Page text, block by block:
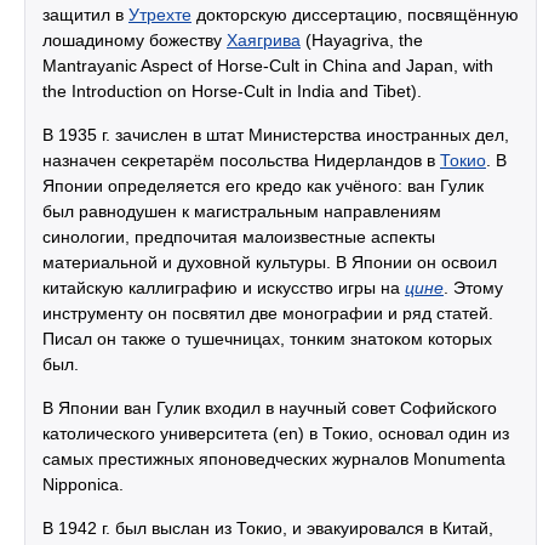
защитил в Утрехте докторскую диссертацию, посвящённую
лошадиному божеству Хаягрива (Hayagriva, the
Mantrayanic Aspect of Horse-Cult in China and Japan, with
the Introduction on Horse-Cult in India and Tibet).
В 1935 г. зачислен в штат Министерства иностранных дел,
назначен секретарём посольства Нидерландов в Токио . В
Японии определяется его кредо как учёного: ван Гулик
был равнодушен к магистральным направлениям
синологии, предпочитая малоизвестные аспекты
материальной и духовной культуры. В Японии он освоил
китайскую каллиграфию и искусство игры на цине . Этому
инструменту он посвятил две монографии и ряд статей.
Писал он также о тушечницах, тонким знатоком которых
был.
В Японии ван Гулик входил в научный совет Софийского
католического университета (en) в Токио, основал один из
самых престижных японоведческих журналов Monumenta
Nipponica.
В 1942 г. был выслан из Токио, и эвакуировался в Китай,